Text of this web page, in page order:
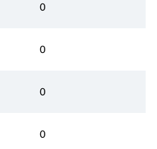
0
0
0
0